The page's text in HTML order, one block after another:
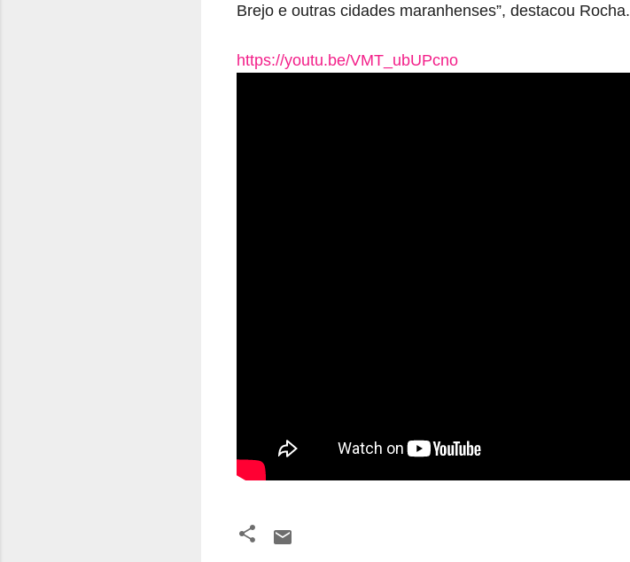
Brejo e outras cidades maranhenses”, destacou Rocha.
https://youtu.be/VMT_ubUPcno